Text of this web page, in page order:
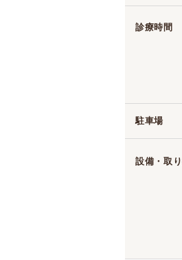
診療時間
駐車場
設備・取